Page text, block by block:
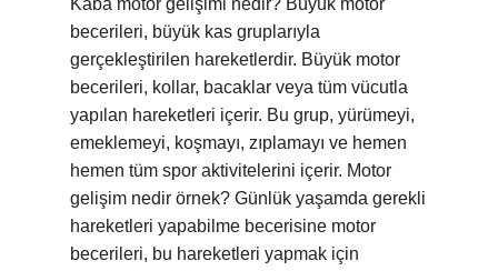
Kaba motor gelişimi nedir? Büyük motor
becerileri, büyük kas gruplarıyla
gerçekleştirilen hareketlerdir. Büyük motor
becerileri, kollar, bacaklar veya tüm vücutla
yapılan hareketleri içerir. Bu grup, yürümeyi,
emeklemeyi, koşmayı, zıplamayı ve hemen
hemen tüm spor aktivitelerini içerir. Motor
gelişim nedir örnek? Günlük yaşamda gerekli
hareketleri yapabilme becerisine motor
becerileri, bu hareketleri yapmak için